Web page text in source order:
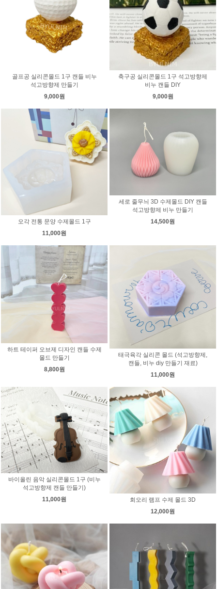
골프공 실리콘몰드 1구 캔들 비누
석고방향제 만들기
9,000원
축구공 실리콘몰드 1구 석고방향제
비누 캔들 DIY
9,000원
오각 전통 문양 수제몰드 1구
11,000원
세로 줄무늬 3D 수제몰드 DIY 캔들
석고방향제 비누 만들기
14,500원
하트 테이퍼 오브제 디자인 캔들 수제
몰드 만들기
8,800원
태극육각 실리콘 몰드 (석고방향제,
캔들, 비누 diy 만들기 재료)
11,000원
바이올린 음악 실리콘몰드 1구 (비누
석고방향제 캔들 만들기)
11,000원
회오리 램프 수제 몰드 3D
12,000원